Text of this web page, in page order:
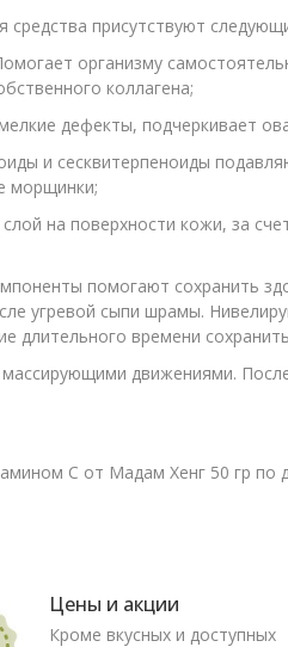
присутствуют
организму
коллагена;
дефекты, подчеркивает
и сесквитерпеноиды
морщинки;
на поверхности кожи, за
помогают сохранить
угревой сыпи шрамы.
длительного времени
движениями.
С от Мадам Хенг 50 гр по
Цены и акции
Кроме вкусных и доступных